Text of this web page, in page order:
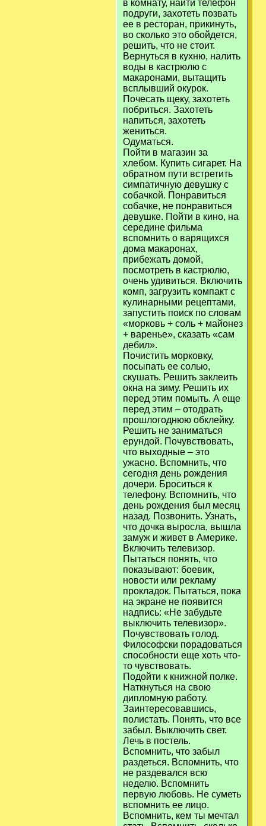
в комнату, найти телефон
подруги, захотеть позвать
ее в ресторан, прикинуть,
во сколько это обойдется,
решить, что не стоит.
Вернуться в кухню, налить
воды в кастрюлю с
макаронами, вытащить
всплывший окурок.
Почесать щеку, захотеть
побриться. Захотеть
напиться, захотеть
жениться.
Одуматься.
Пойти в магазин за
хлебом. Купить сигарет. На
обратном пути встретить
симпатичную девушку с
собачкой. Понравиться
собачке, не понравиться
девушке. Пойти в кино, на
середине фильма
вспомнить о варящихся
дома макаронах,
прибежать домой,
посмотреть в кастрюлю,
очень удивиться. Включить
комп, загрузить компакт с
кулинарными рецептами,
запустить поиск по словам
«морковь + соль + майонез
+ варенье», сказать «сам
дебил».
Почистить морковку,
посыпать ее солью,
скушать. Решить заклеить
окна на зиму. Решить их
перед этим помыть. А еще
перед этим – отодрать
прошлогоднюю обклейку.
Решить не заниматься
ерундой. Почувствовать,
что выходные – это
ужасно. Вспомнить, что
сегодня день рождения
дочери. Броситься к
телефону. Вспомнить, что
день рождения был месяц
назад. Позвонить. Узнать,
что дочка выросла, вышла
замуж и живет в Америке.
Включить телевизор.
Пытаться понять, что
показывают: боевик,
новости или рекламу
прокладок. Пытаться, пока
на экране не появится
надпись: «Не забудьте
выключить телевизор».
Почувствовать голод.
Философски порадоваться
способности еще хоть что-
то чувствовать.
Подойти к книжной полке.
Наткнуться на свою
дипломную работу.
Заинтересовавшись,
полистать. Понять, что все
забыл. Выключить свет.
Лечь в постель.
Вспомнить, что забыл
раздеться. Вспомнить, что
не раздевался всю
неделю. Вспомнить
первую любовь. Не суметь
вспомнить ее лицо.
Вспомнить, кем ты мечтал